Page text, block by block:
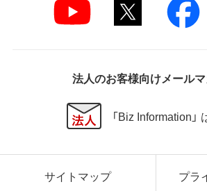
法人のお客様向けメール
「Biz Information」
サイトマップ プラ